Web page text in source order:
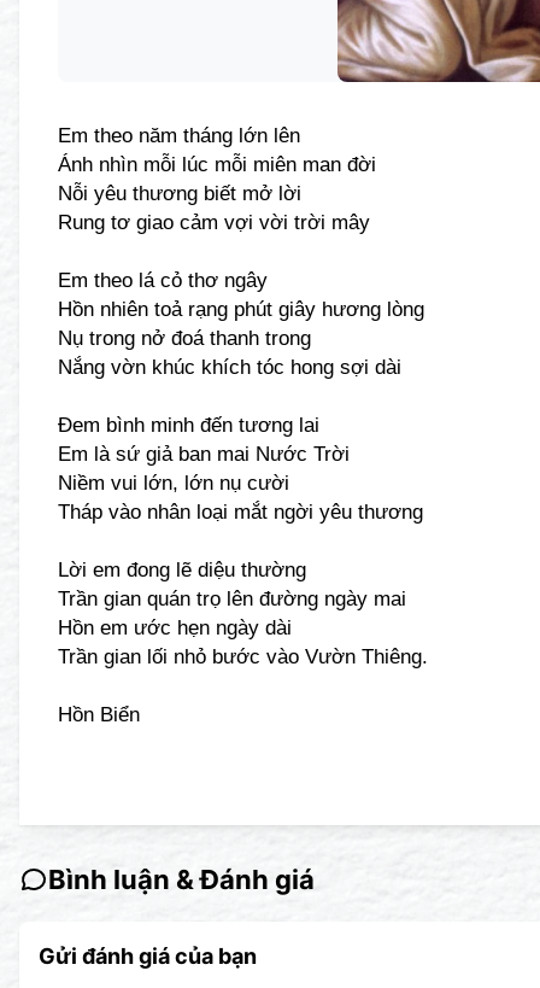
Em theo năm tháng lớn lên
Ánh nhìn mỗi lúc mỗi miên man đời
Nỗi yêu thương biết mở lời
Rung tơ giao cảm vợi vời trời mây
Em theo lá cỏ thơ ngây
Hồn nhiên toả rạng phút giây hương lòng
Nụ trong nở đoá thanh trong
Nắng vờn khúc khích tóc hong sợi dài
Đem bình minh đến tương lai
Em là sứ giả ban mai Nước Trời
Niềm vui lớn, lớn nụ cười
Tháp vào nhân loại mắt ngời yêu thương
Lời em đong lẽ diệu thường
Trần gian quán trọ lên đường ngày mai
Hồn em ước hẹn ngày dài
Trần gian lối nhỏ bước vào Vườn Thiêng.
Hồn Biển
Bình luận & Đánh giá
Gửi đánh giá của bạn